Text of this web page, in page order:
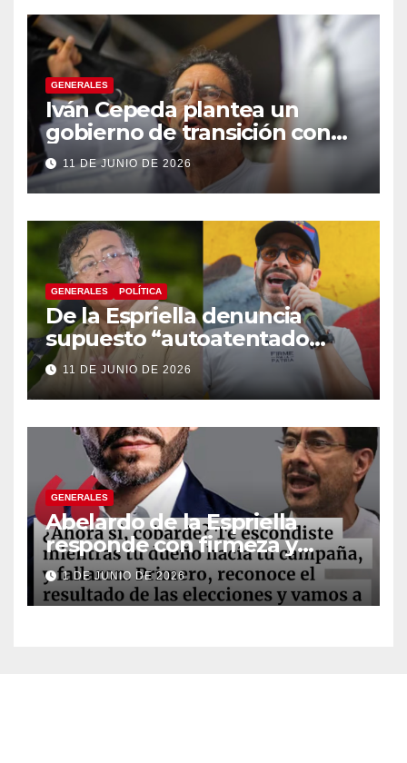
GENERALES
Iván Cepeda plantea un
gobierno de transición con
énfasis en el empalme
institucional y una eventual
constituyente
11 DE JUNIO DE 2026
GENERALES POLÍTICA
De la Espriella denuncia
supuesto “autoatentado
legislativo” tras decisión de
suspender provisionalmente
a Petro
11 DE JUNIO DE 2026
GENERALES
Abelardo de la Espriella
responde con firmeza y
fortalece su imagen de
liderazgo ante la controversia
1 DE JUNIO DE 2026